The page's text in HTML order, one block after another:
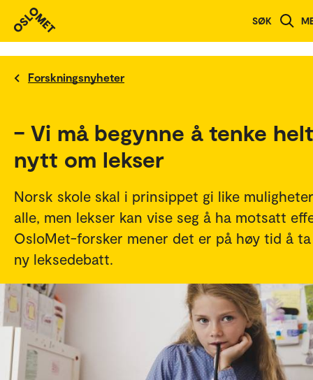
SØK
Forskningsnyheter
– Vi må begynne å tenke helt
nytt om lekser
Norsk skole skal i prinsippet gi like
alle, men lekser kan vise seg å ha motsatt
OsloMet-forsker mener det er på høy tid å
ny leksedebatt.